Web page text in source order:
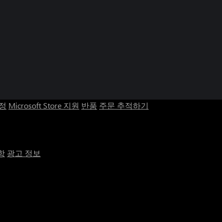
Microsoft Store 지원 반품 주문 추적하기
광고 정보